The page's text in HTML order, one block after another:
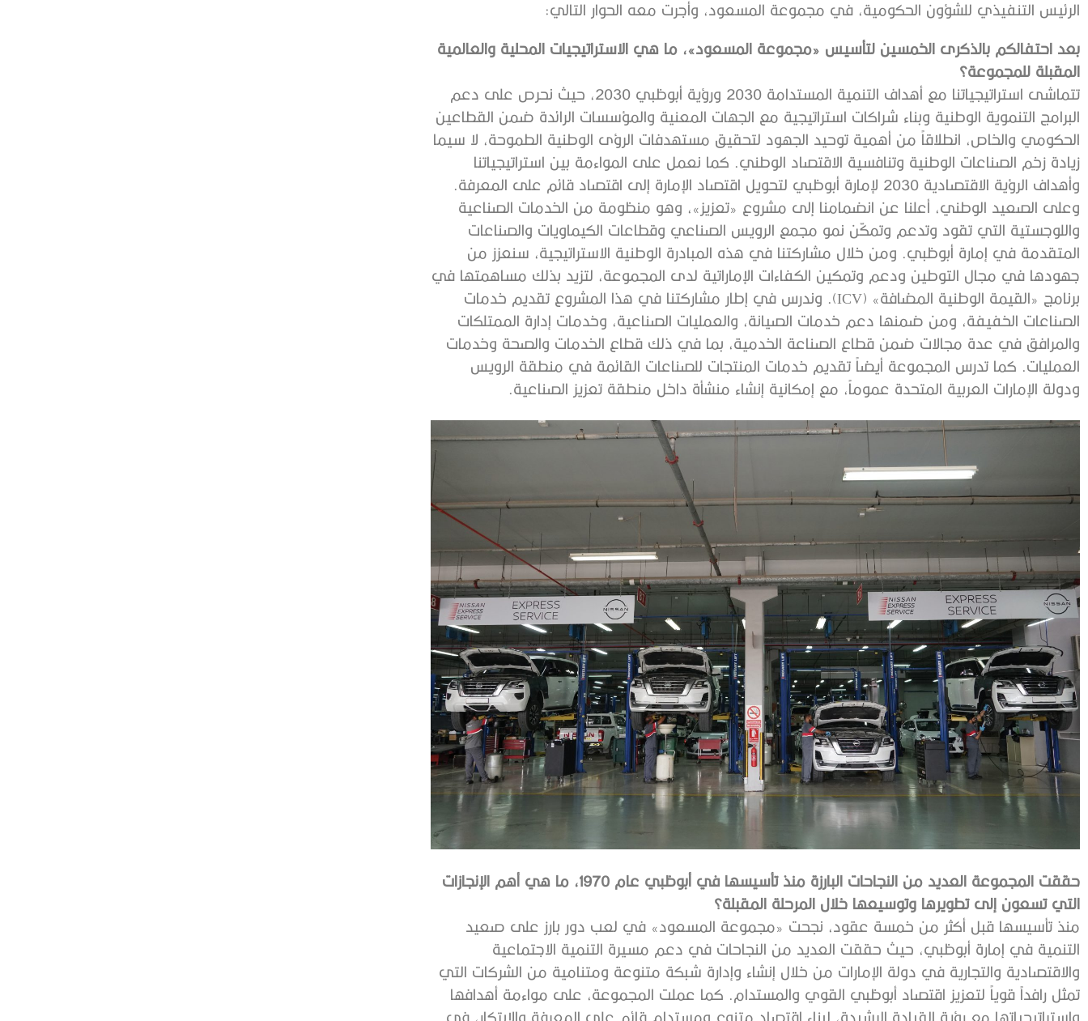
الرئيس التنفيذي للشؤون الحكومية، في مجموعة المسعود، وأجرت معه الحوار التالي:
بعد احتفالكم بالذكرى الخمسين لتأسيس «مجموعة المسعود»، ما هي الاستراتيجيات المحلية والعالمية
المقبلة للمجموعة؟
تتماشى استراتيجياتنا مع أهداف التنمية المستدامة 2030 ورؤية أبوظبي 2030، حيث نحرص على دعم
البرامج التنموية الوطنية وبناء شراكات استراتيجية مع الجهات المعنية والمؤسسات الرائدة ضمن القطاعين
الحكومي والخاص، انطلاقاً من أهمية توحيد الجهود لتحقيق مستهدفات الرؤى الوطنية الطموحة، لا سيما
زيادة زخم الصناعات الوطنية وتنافسية الاقتصاد الوطني. كما نعمل على المواءمة بين استراتيجياتنا
وأهداف الرؤية الاقتصادية 2030 لإمارة أبوظبي لتحويل اقتصاد الإمارة إلى اقتصاد قائم على المعرفة.
وعلى الصعيد الوطني، أعلنا عن انضمامنا إلى مشروع «تعزيز»، وهو منظومة من الخدمات الصناعية
واللوجستية التي تقود وتدعم وتمكّن نمو مجمع الرويس الصناعي وقطاعات الكيماويات والصناعات
المتقدمة في إمارة أبوظبي. ومن خلال مشاركتنا في هذه المبادرة الوطنية الاستراتيجية، سنعزز من
جهودها في مجال التوطين ودعم وتمكين الكفاءات الإماراتية لدى المجموعة، لتزيد بذلك مساهمتها في
برنامج «القيمة الوطنية المضافة» (ICV). وندرس في إطار مشاركتنا في هذا المشروع تقديم خدمات
الصناعات الخفيفة، ومن ضمنها دعم خدمات الصيانة، والعمليات الصناعية، وخدمات إدارة الممتلكات
والمرافق في عدة مجالات ضمن قطاع الصناعة الخدمية، بما في ذلك قطاع الخدمات والصحة وخدمات
العمليات. كما تدرس المجموعة أيضاً تقديم خدمات المنتجات للصناعات القائمة في منطقة الرويس
ودولة الإمارات العربية المتحدة عموماً، مع إمكانية إنشاء منشأة داخل منطقة تعزيز الصناعية.
حققت المجموعة العديد من النجاحات البارزة منذ تأسيسها في أبوظبي عام 1970، ما هي أهم الإنجازات
التي تسعون إلى تطويرها وتوسيعها خلال المرحلة المقبلة؟
منذ تأسيسها قبل أكثر من خمسة عقود، نجحت «مجموعة المسعود» في لعب دور بارز على صعيد
التنمية في إمارة أبوظبي، حيث حققت العديد من النجاحات في دعم مسيرة التنمية الاجتماعية
والاقتصادية والتجارية في دولة الإمارات من خلال إنشاء وإدارة شبكة متنوعة ومتنامية من الشركات التي
تمثل رافداً قوياً لتعزيز اقتصاد أبوظبي القوي والمستدام. كما عملت المجموعة، على مواءمة أهدافها
واستراتيجياتها مع رؤية القيادة الرشيدة، لبناء اقتصاد متنوع ومستدام قائم على المعرفة والابتكار، في